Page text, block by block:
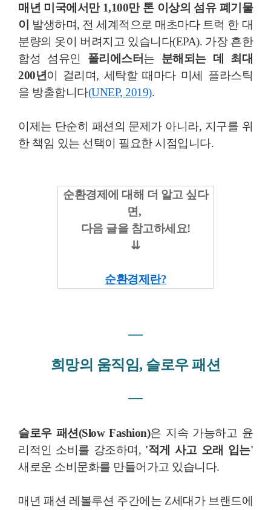
매년 미국에서만 1,100만 톤 이상의 섬유 폐기물
이
발생하며, 전 세계적으로 매초마다 트럭 한 대
분량의 옷이 버려지고 있습니다(EPA). 가장 흔한
합성 섬유인 폴리에스터는 분해되는 데 최대
200년 이 걸리며, 세탁할 때마다 미세 플라스틱
을 방출합니다(UNEP, 2019).
이제는 단순히 패션의 문제가 아니라, 지구를 위
한 책임 있는 선택이 필요한 시점입니다.
순환경제에 대해 더 알고 싶다
면,
다음 글을 참고하세요!
⇊
순환경제란?
―
희망의 움직임, 슬로우 패션
―
슬로우 패션(Slow Fashion)은 지속 가능하고 윤
리적인 소비를 강조하며, '적게 사고 오래 입는'
새로운 소비문화를 만들어가고 있습니다.
매년 패션 레볼루션 주간에는 Z세대가 브랜드에